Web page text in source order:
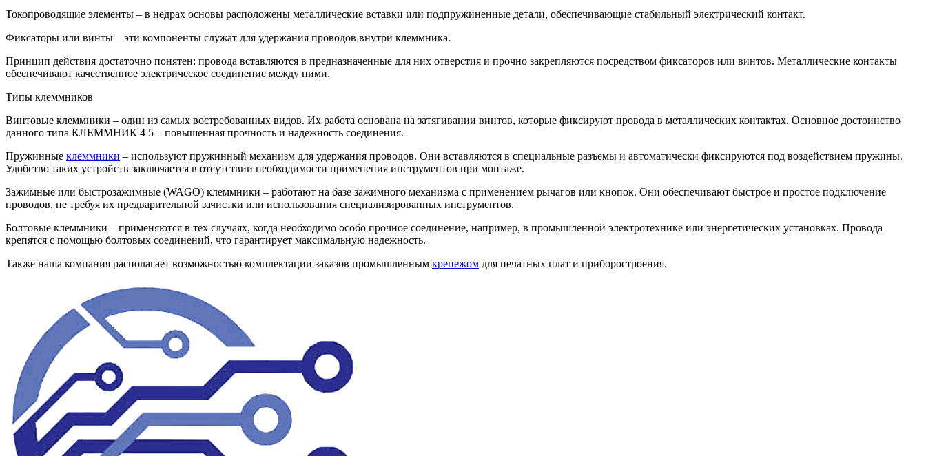
Токопроводящие элементы – в недрах основы расположены металлические вставки или подпружиненные детали, обеспечивающие стабильный электрический контакт.
Фиксаторы или винты – эти компоненты служат для удержания проводов внутри клеммника.
Принцип действия достаточно понятен: провода вставляются в предназначенные для них отверстия и прочно закрепляются посредством фиксаторов или винтов. Металлические контакты
обеспечивают качественное электрическое соединение между ними.
Типы клеммников
Винтовые клеммники – один из самых востребованных видов. Их работа основана на затягивании винтов, которые фиксируют провода в металлических контактах. Основное достоинство
данного типа КЛЕММНИК 4 5 – повышенная прочность и надежность соединения.
Пружинные клеммники – используют пружинный механизм для удержания проводов. Они вставляются в специальные разъемы и автоматически фиксируются под воздействием пружины.
Удобство таких устройств заключается в отсутствии необходимости применения инструментов при монтаже.
Зажимные или быстрозажимные (WAGO) клеммники – работают на базе зажимного механизма с применением рычагов или кнопок. Они обеспечивают быстрое и простое подключение
проводов, не требуя их предварительной зачистки или использования специализированных инструментов.
Болтовые клеммники – применяются в тех случаях, когда необходимо особо прочное соединение, например, в промышленной электротехнике или энергетических установках. Провода
крепятся с помощью болтовых соединений, что гарантирует максимальную надежность.
Также наша компания располагает возможностью комплектации заказов промышленным крепежом для печатных плат и приборостроения.